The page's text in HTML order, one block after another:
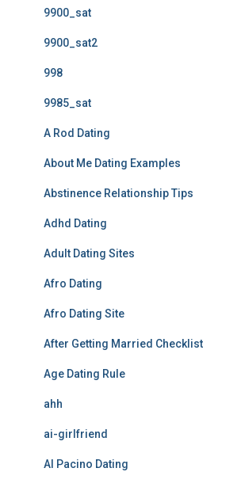
9900_sat
9900_sat2
998
9985_sat
A Rod Dating
About Me Dating Examples
Abstinence Relationship Tips
Adhd Dating
Adult Dating Sites
Afro Dating
Afro Dating Site
After Getting Married Checklist
Age Dating Rule
ahh
ai-girlfriend
Al Pacino Dating